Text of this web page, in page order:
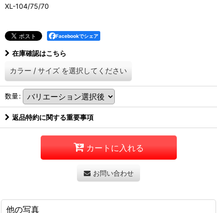
XL-104/75/70
Facebookでシェア
在庫確認はこちら
カラー / サイズ を選択してください
数量:
返品特約に関する重要事項
カートに入れる
お問い合わせ
他の写真